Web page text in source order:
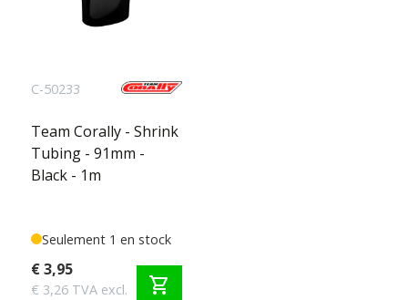
C-50233
Team Corally - Shrink
Tubing - 91mm -
Black - 1m
Seulement 1 en stock
€ 3,95
€ 3,26 TVA excl. shopping_cart